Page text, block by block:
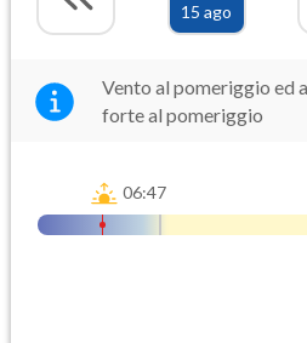
15 ago
Vento al pomeriggio ed
forte al pomeriggio
06:47